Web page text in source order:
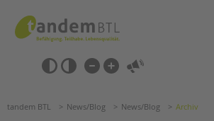
springen
Barrierefrei-
Einstellungen
überspringen
überspringen
tandem BTL News/Blog News/Blog Archiv